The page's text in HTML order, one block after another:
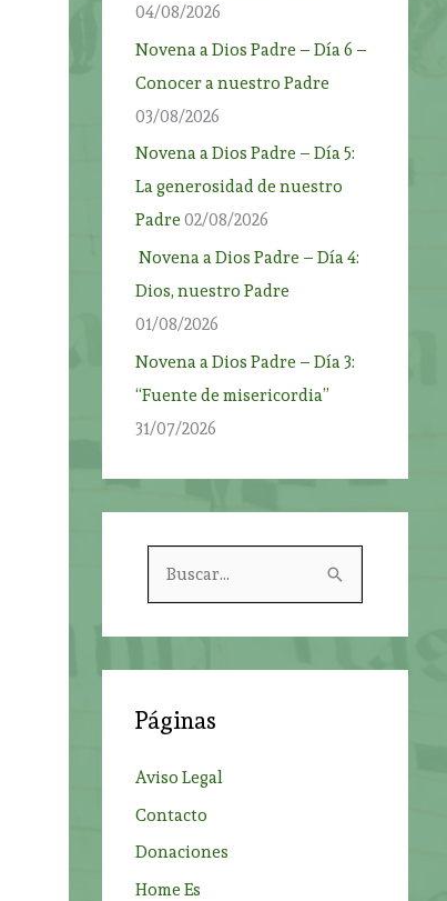
04/08/2026
Novena a Dios Padre – Día 6 –
Conocer a nuestro Padre
03/08/2026
Novena a Dios Padre – Día 5:
La generosidad de nuestro
Padre 02/08/2026
Novena a Dios Padre – Día 4:
Dios, nuestro Padre
01/08/2026
Novena a Dios Padre – Día 3:
“Fuente de misericordia”
31/07/2026
r
:
Páginas
Aviso Legal
Contacto
Donaciones
Home Es